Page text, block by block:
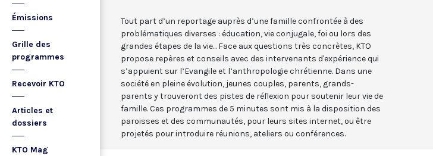
Émissions
Grille des
programmes
Recevoir KTO
Articles et
dossiers
KTO Mag
Tout part d’un reportage auprès d’une famille confrontée à des
problématiques diverses : éducation, vie conjugale, foi ou lors des
grandes étapes de la vie... Face aux questions très concrètes, KTO
propose repères et conseils avec des intervenants d'expérience qui
s’appuient sur l’Evangile et l’anthropologie chrétienne. Dans une
société en pleine évolution, jeunes couples, parents, grands-
parents y trouveront des pistes de réflexion pour soutenir leur vie de
famille. Ces programmes de 5 minutes sont mis à la disposition des
paroisses et des communautés, pour leurs sites internet, ou être
projetés pour introduire réunions, ateliers ou conférences.